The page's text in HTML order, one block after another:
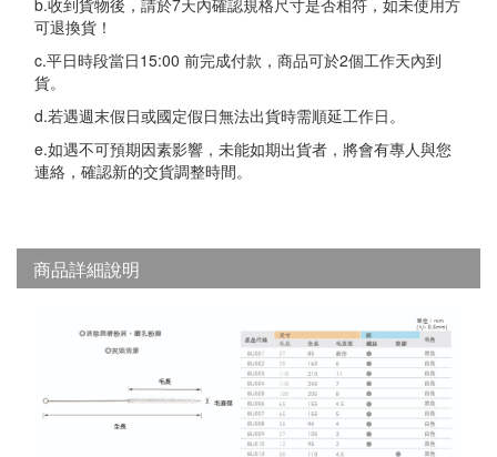
可退換貨！
c.平日時段當日15:00 前完成付款，商品可於2個工作天內到
貨。
d.若遇週末假日或國定假日無法出貨時需順延工作日。
e.如遇不可預期因素影響，未能如期出貨者，將會有專人與您
連絡，確認新的交貨調整時間。
商品詳細說明